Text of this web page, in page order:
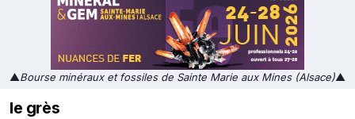
▲Bourse minéraux et fossiles de Sainte Marie aux Mines (Alsace)▲
le grès